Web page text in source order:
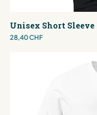
Unisex Short
Preis
28,40 CHF